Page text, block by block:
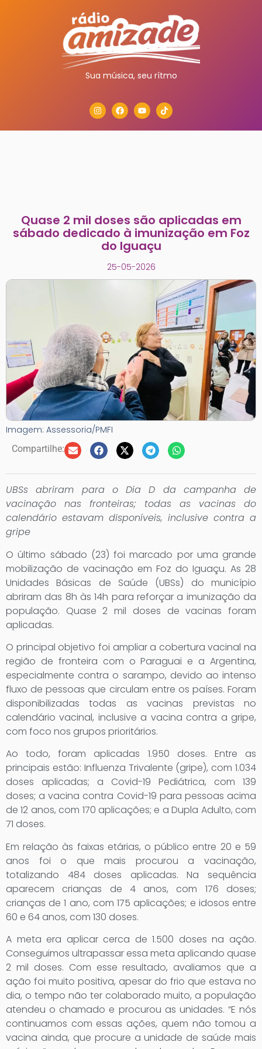
Sua música, seu rítmo
Quase 2 mil doses são aplicadas em
sábado dedicado à imunização em Foz
do Iguaçu
25-05-2026
Imagem: Assessoria/PMFI
Compartilhe:
UBSs abriram para o Dia D da campanha de
vacinação nas fronteiras; todas as vacinas do
calendário estavam disponíveis, inclusive contra a
gripe
O último sábado (23) foi marcado por uma grande
mobilização de vacinação em Foz do Iguaçu. As 28
Unidades Básicas de Saúde (UBSs) do município
abriram das 8h às 14h para reforçar a imunização da
população. Quase 2 mil doses de vacinas foram
aplicadas.
O principal objetivo foi ampliar a cobertura vacinal na
região de fronteira com o Paraguai e a Argentina,
especialmente contra o sarampo, devido ao intenso
fluxo de pessoas que circulam entre os países. Foram
disponibilizadas todas as vacinas previstas no
calendário vacinal, inclusive a vacina contra a gripe,
com foco nos grupos prioritários.
Ao todo, foram aplicadas 1.950 doses. Entre as
principais estão: Influenza Trivalente (gripe), com 1.034
doses aplicadas; a Covid-19 Pediátrica, com 139
doses; a vacina contra Covid-19 para pessoas acima
de 12 anos, com 170 aplicações; e a Dupla Adulto, com
71 doses.
Em relação às faixas etárias, o público entre 20 e 59
anos foi o que mais procurou a vacinação,
totalizando 484 doses aplicadas. Na sequência
aparecem crianças de 4 anos, com 176 doses;
crianças de 1 ano, com 175 aplicações; e idosos entre
60 e 64 anos, com 130 doses.
A meta era aplicar cerca de 1.500 doses na ação.
Conseguimos ultrapassar essa meta aplicando quase
2 mil doses. Com esse resultado, avaliamos que a
ação foi muito positiva, apesar do frio que estava no
dia, o tempo não ter colaborado muito, a população
atendeu o chamado e procurou as unidades. “E nós
continuamos com essas ações, quem não tomou a
vacina ainda, que procure a unidade de saúde mais